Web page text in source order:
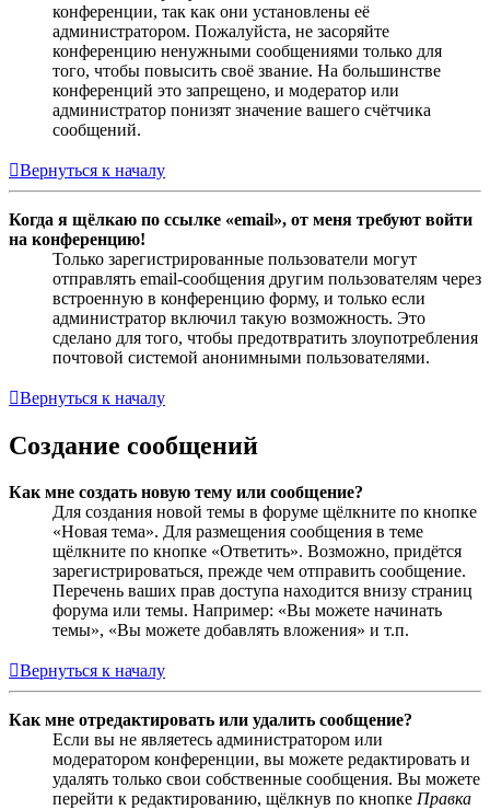
конференции, так как они установлены её
администратором. Пожалуйста, не засоряйте
конференцию ненужными сообщениями только для
того, чтобы повысить своё звание. На большинстве
конференций это запрещено, и модератор или
администратор понизят значение вашего счётчика
сообщений.
Вернуться к началу
Когда я щёлкаю по ссылке «email», от меня требуют войти
на конференцию!
Только зарегистрированные пользователи могут
отправлять email-сообщения другим пользователям через
встроенную в конференцию форму, и только если
администратор включил такую возможность. Это
сделано для того, чтобы предотвратить злоупотребления
почтовой системой анонимными пользователями.
Вернуться к началу
Создание сообщений
Как мне создать новую тему или сообщение?
Для создания новой темы в форуме щёлкните по кнопке
«Новая тема». Для размещения сообщения в теме
щёлкните по кнопке «Ответить». Возможно, придётся
зарегистрироваться, прежде чем отправить сообщение.
Перечень ваших прав доступа находится внизу страниц
форума или темы. Например: «Вы можете начинать
темы», «Вы можете добавлять вложения» и т.п.
Вернуться к началу
Как мне отредактировать или удалить сообщение?
Если вы не являетесь администратором или
модератором конференции, вы можете редактировать и
удалять только свои собственные сообщения. Вы можете
перейти к редактированию, щёлкнув по кнопке Правка